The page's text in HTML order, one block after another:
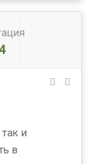
и
в